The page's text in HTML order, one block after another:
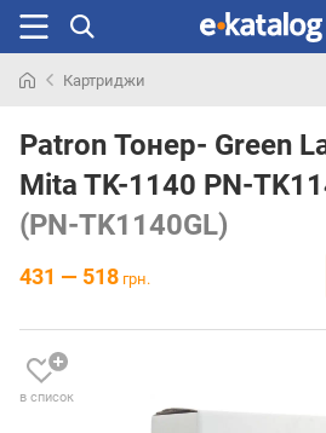
раньше
Картриджи
Patron Тонер- Green
Mita TK-1140 PN-
(PN-TK1140GL)
431 — 518 грн.
в список